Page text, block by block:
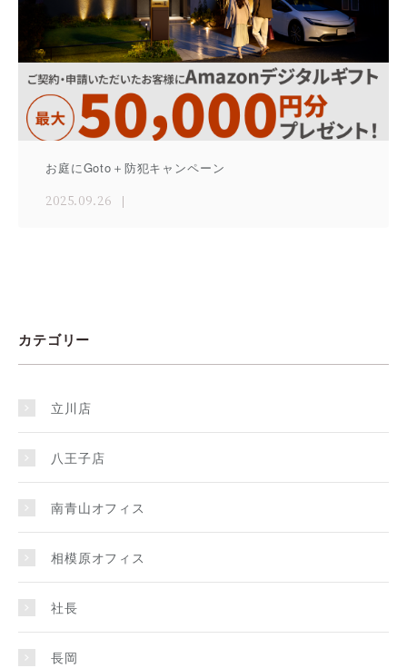
お庭にGoto＋防犯キャンペーン
2025.09.26
カテゴリー
立川店
八王子店
南青山オフィス
相模原オフィス
社長
長岡